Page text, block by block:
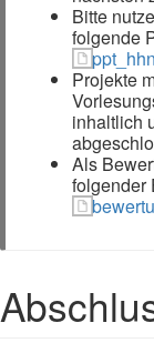
Bitte
folgende
Projekte
inhaltlich
Als
folgender